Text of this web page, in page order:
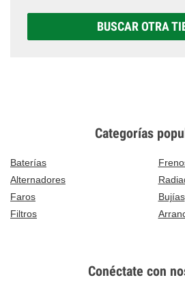
BUSCAR OTRA
Categorías
Baterías
Alternadores
Faros
Bujías
Filtros
Conéctate con